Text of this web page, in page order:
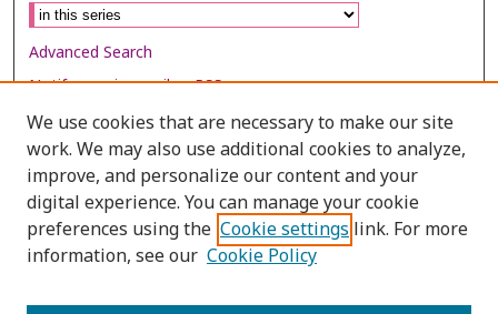
Advanced Search
Notify me via email orRSS
Browse
Collections
Disciplines
Authors
We use cookies that are necessary to make our site
work. We may also use additional cookies to analyze,
improve, and personalize our content and your
digital experience. You can manage your cookie
preferences using the Cookie settings link. For more
information, see our Cookie Policy